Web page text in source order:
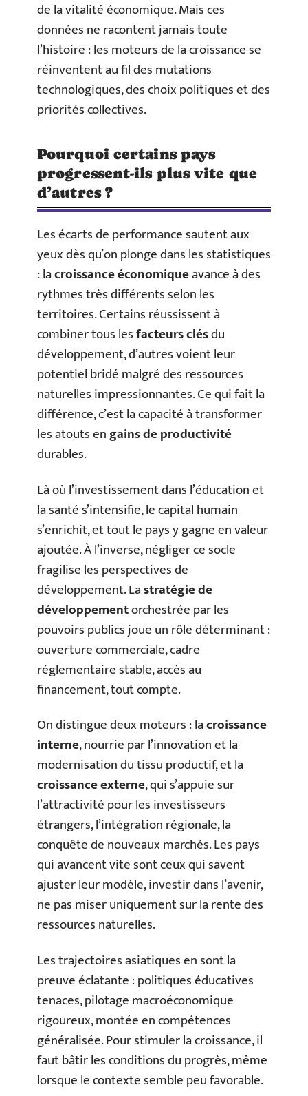
de la vitalité économique. Mais ces
données ne racontent jamais toute
l’histoire : les moteurs de la croissance se
réinventent au fil des mutations
technologiques, des choix politiques et des
priorités collectives.
Pourquoi certains pays
progressent-ils plus vite que
d’autres ?
Les écarts de performance sautent aux
yeux dès qu’on plonge dans les statistiques
: lacroissance économiqueavance à des
rythmes très différents selon les
territoires. Certains réussissent à
combiner tous lesfacteurs clésdu
développement, d’autres voient leur
potentiel bridé malgré des ressources
naturelles impressionnantes. Ce qui fait la
différence, c’est la capacité à transformer
les atouts engains de productivité
durables.
Là où l’investissement dans l’éducation et
la santé s’intensifie, le capital humain
s’enrichit, et tout le pays y gagne en valeur
ajoutée. À l’inverse, négliger ce socle
fragilise les perspectives de
développement. Lastratégie de
développementorchestrée par les
pouvoirs publics joue un rôle déterminant :
ouverture commerciale, cadre
réglementaire stable, accès au
financement, tout compte.
On distingue deux moteurs : lacroissance
interne, nourrie par l’innovation et la
modernisation du tissu productif, et la
croissance externe, qui s’appuie sur
l’attractivité pour les investisseurs
étrangers, l’intégration régionale, la
conquête de nouveaux marchés. Les pays
qui avancent vite sont ceux qui savent
ajuster leur modèle, investir dans l’avenir,
ne pas miser uniquement sur la rente des
ressources naturelles.
Les trajectoires asiatiques en sont la
preuve éclatante : politiques éducatives
tenaces, pilotage macroéconomique
rigoureux, montée en compétences
généralisée. Pour stimuler la croissance, il
faut bâtir les conditions du progrès, même
lorsque le contexte semble peu favorable.